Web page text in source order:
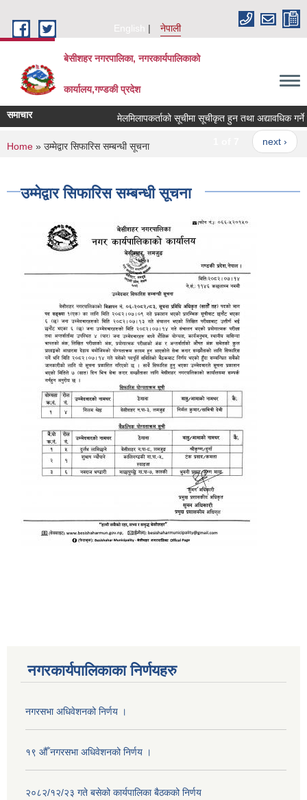
English
नेपाली
बेसीशहर नगरपालिका, नगरकार्यपालिकाको
कार्यालय,गण्डकी प्रदेश
समाचार मेलमिलापकर्ताको सूचीमा सूचीकृत हुन तथा अद्यावधिक गर्ने
next ›
You are here
Home » उम्मेद्वार सिफारिस सम्बन्धी सूचना
उम्मेद्वार सिफारिस सम्बन्धी सूचना
नगरकार्यपालिकाका निर्णयहरु
नगरसभा अधिवेशनको निर्णय ।
१९ औँ नगरसभा अधिवेशनको निर्णय ।
२०८२/१२/२३ गते बसेको कार्यपालिका बैठकको निर्णय